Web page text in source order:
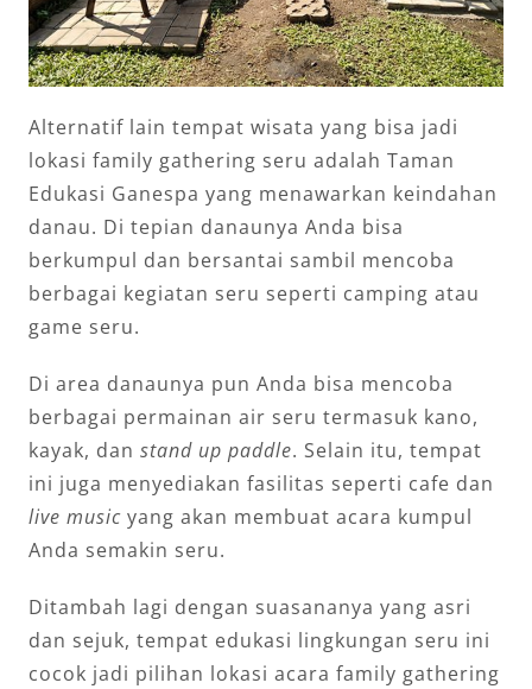
Alternatif lain tempat wisata yang bisa jadi
lokasi family gathering seru adalah Taman
Edukasi Ganespa yang menawarkan keindahan
danau. Di tepian danaunya Anda bisa
berkumpul dan bersantai sambil mencoba
berbagai kegiatan seru seperti camping atau
game seru.
Di area danaunya pun Anda bisa mencoba
berbagai permainan air seru termasuk kano,
kayak, dan stand up paddle. Selain itu, tempat
ini juga menyediakan fasilitas seperti cafe dan
live musicyang akan membuat acara kumpul
Anda semakin seru.
Ditambah lagi dengan suasananya yang asri
dan sejuk, tempat edukasi lingkungan seru ini
cocok jadi pilihan lokasi acara family gathering